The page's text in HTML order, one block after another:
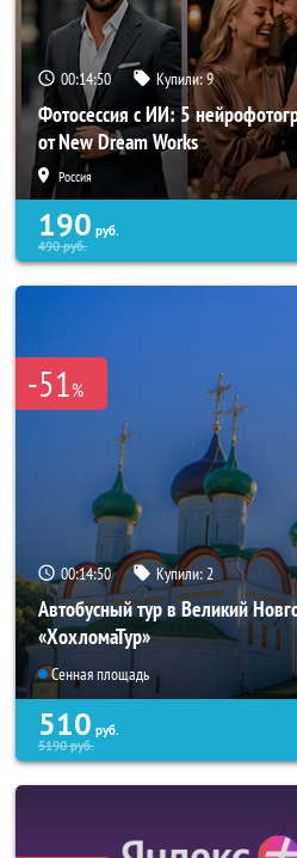
00:14:48 Купили:9
Фотосессия с ИИ: 5
от New Dream Works
Россия
190 руб.
490руб.
-51%
00:14:48 Купили: 2
Автобусный тур в Великий
«ХохломаТур»
Сенная площадь
510 руб.
5190руб.